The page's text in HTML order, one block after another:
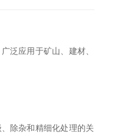
泛应用于矿山、建材、
除杂和精细化处理的关